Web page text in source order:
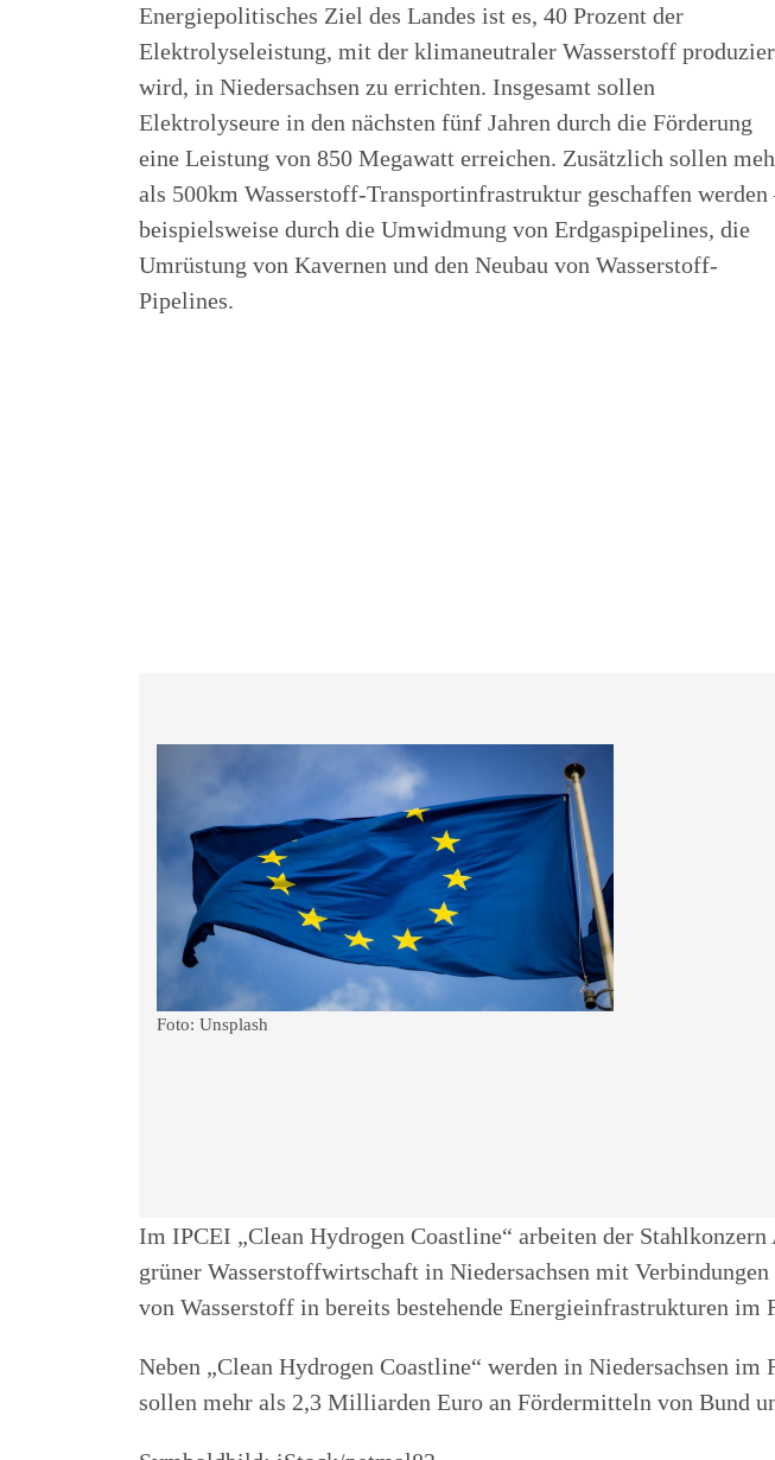
Energiepolitisches Ziel des Landes ist es, 40 Prozent der
Elektrolyseleistung, mit der klimaneutraler Wasserstoff
wird, in Niedersachsen zu errichten. Insgesamt sollen
Elektrolyseure in den nächsten fünf Jahren durch die Förderung
eine Leistung von 850 Megawatt erreichen. Zusätzlich sollen
als 500km Wasserstoff-Transportinfrastruktur geschaffen werden
beispielsweise durch die Umwidmung von Erdgaspipelines, die
Umrüstung von Kavernen und den Neubau von Wasserstoff-
Pipelines.
Foto: Unsplash
Im IPCEI „Clean Hydrogen Coastline“ arbeiten der
grüner Wasserstoffwirtschaft in Niedersachsen mit
von Wasserstoff in bereits bestehende Energieinfrastrukturen im
Neben „Clean Hydrogen Coastline“ werden in Niedersachsen
sollen mehr als 2,3 Milliarden Euro an Fördermitteln von Bund